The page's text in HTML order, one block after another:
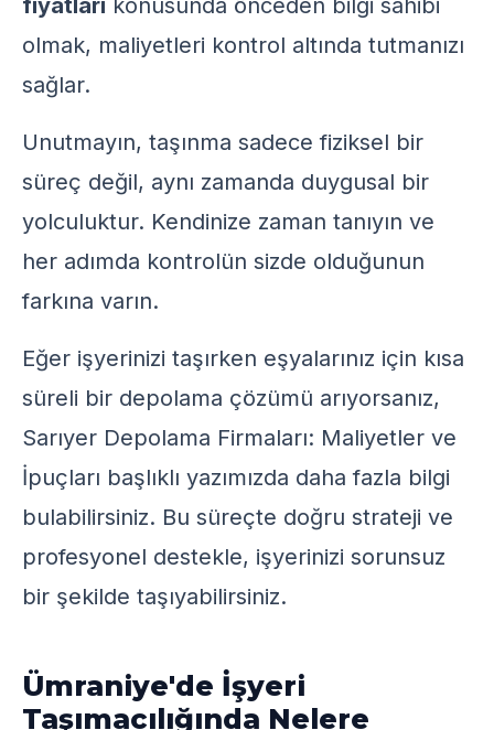
fiyatları konusunda önceden bilgi sahibi
olmak, maliyetleri kontrol altında tutmanızı
sağlar.
Unutmayın, taşınma sadece fiziksel bir
süreç değil, aynı zamanda duygusal bir
yolculuktur. Kendinize zaman tanıyın ve
her adımda kontrolün sizde olduğunun
farkına varın.
Eğer işyerinizi taşırken eşyalarınız için kısa
süreli bir depolama çözümü arıyorsanız,
Sarıyer Depolama Firmaları: Maliyetler ve
İpuçları başlıklı yazımızda daha fazla bilgi
bulabilirsiniz. Bu süreçte doğru strateji ve
profesyonel destekle, işyerinizi sorunsuz
bir şekilde taşıyabilirsiniz.
Ümraniye'de İşyeri
Taşımacılığında Nelere